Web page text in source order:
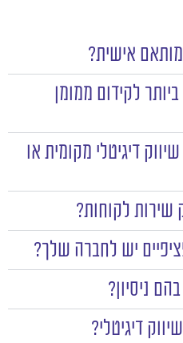
אישית?
לקידום ממומן
דיגיטלי מקומית או
שירות לקוחות?
יש לחברה שלך?
ניסיון?
דיגיטלי?